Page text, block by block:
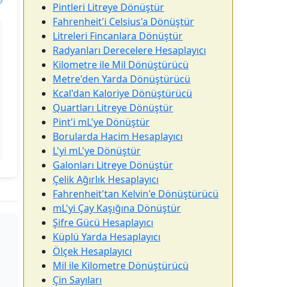
Pintleri Litreye Dönüştür
Fahrenheit'i Celsius'a Dönüştür
Litreleri Fincanlara Dönüştür
Radyanları Derecelere Hesaplayıcı
Kilometre ile Mil Dönüştürücü
Metre'den Yarda Dönüştürücü
Kcal'dan Kaloriye Dönüştürücü
Quartları Litreye Dönüştür
Pint'i mL'ye Dönüştür
Borularda Hacim Hesaplayıcı
L'yi mL'ye Dönüştür
Galonları Litreye Dönüştür
Çelik Ağırlık Hesaplayıcı
Fahrenheit'tan Kelvin'e Dönüştürücü
mL'yi Çay Kaşığına Dönüştür
Şifre Gücü Hesaplayıcı
Küplü Yarda Hesaplayıcı
Ölçek Hesaplayıcı
Mil ile Kilometre Dönüştürücü
Çin Sayıları